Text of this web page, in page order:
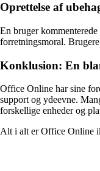
Oprettelse af
En bruger
forretningsmoral.
Konklusion: En
Office Online har sine
support og ydeevne.
forskellige enheder og
Alt i alt er Office Online